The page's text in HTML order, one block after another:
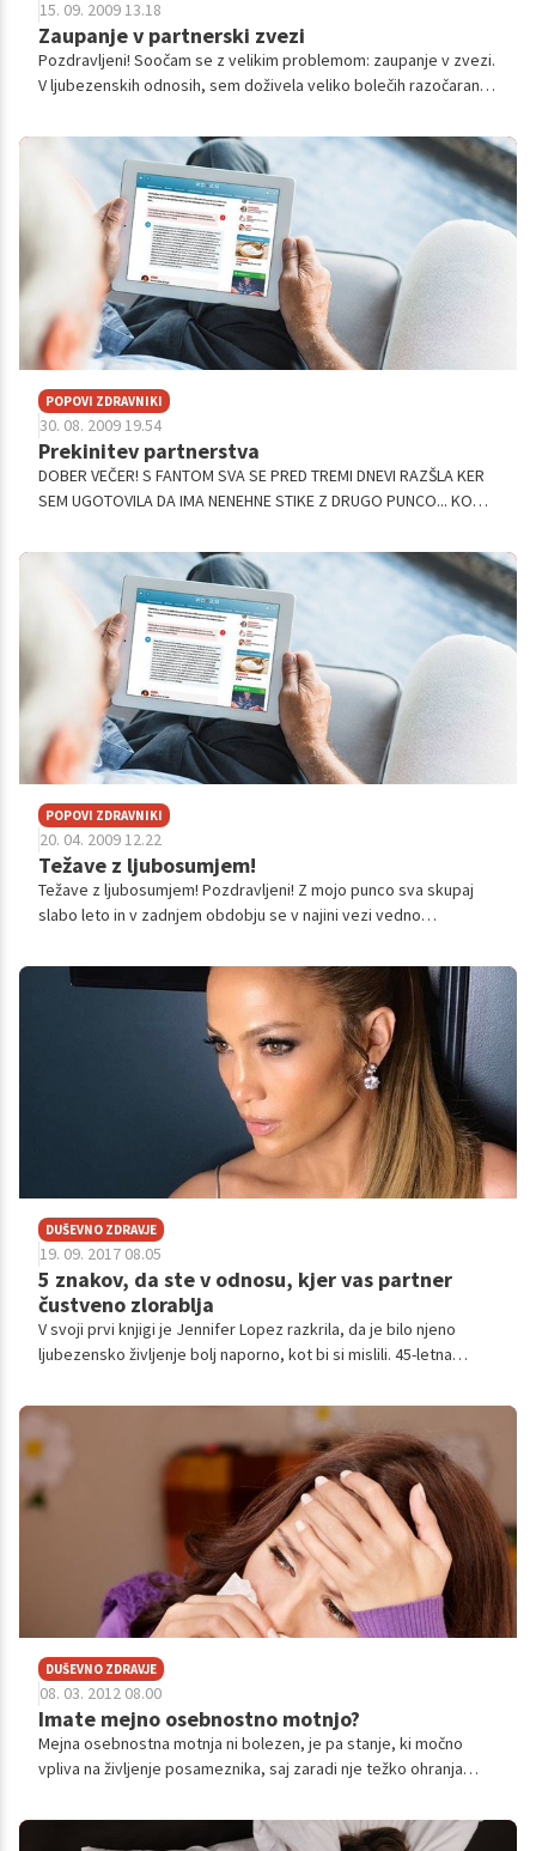
15. 09. 2009 13.18
Zaupanje v partnerski zvezi
Pozdravljeni! Soočam se z velikim problemom: zaupanje v zvezi.
V ljubezenskih odnosih, sem doživela veliko bolečih razočaranj.
v prvi zv...
POPOVI ZDRAVNIKI
30. 08. 2009 19.54
Prekinitev partnerstva
DOBER VEČER! S FANTOM SVA SE PRED TREMI DNEVI RAZŠLA KER
SEM UGOTOVILA DA IMA NENEHNE STIKE Z DRUGO PUNCO... KO
NEBO PREKINIL Z NJO. TO ČE ME ...
POPOVI ZDRAVNIKI
20. 04. 2009 12.22
Težave z ljubosumjem!
Težave z ljubosumjem! Pozdravljeni! Z mojo punco sva skupaj
slabo leto in v zadnjem obdobju se v najini vezi vedno
se tega ljubosumja r...
DUŠEVNO ZDRAVJE
19. 09. 2017 08.05
5 znakov, da ste v odnosu, kjer vas partner
čustveno zlorablja
V svoji prvi knjigi je Jennifer Lopez razkrila, da je bilo njeno
ljubezensko življenje bolj naporno, kot bi si mislili. 45-letna
zlorabljal. Preverite, ali ste tudi vi v takem odnosu.
DUŠEVNO ZDRAVJE
08. 03. 2012 08.00
Imate mejno osebnostno motnjo?
Mejna osebnostna motnja ni bolezen, je pa stanje, ki močno
vpliva na življenje posameznika, saj zaradi nje težko ohranja
potrebno zdravljenje s psihoterapijo.